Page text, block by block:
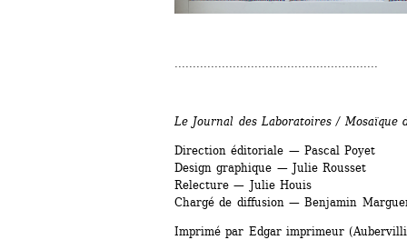
Le Journal des Laboratoires / Mosaïque
Direction éditoriale — Pascal Poyet
Design graphique — Julie Rousset
Relecture — Julie Houis
Chargé de diffusion — Benjamin
Imprimé par Edgar imprimeur